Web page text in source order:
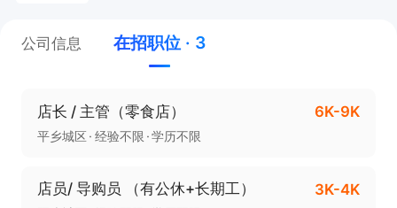
公司信息 在招职位 · 3
店长 / 主管（零食店） 6K-9K
平乡城区 经验不限 学历不限
店员/ 导购员 （有公休+长期工） 3K-4K